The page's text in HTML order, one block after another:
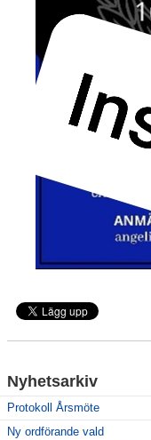
Nyhetsarkiv
Protokoll Årsmöte
Ny ordförande vald